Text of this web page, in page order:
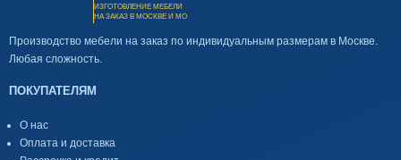
ИЗГОТОВЛЕНИЕ МЕБЕЛИ
НА ЗАКАЗ В МОСКВЕ И МО
Производство мебели на заказ по индивидуальным размерам в Москве.
Любая сложность.
ПОКУПАТЕЛЯМ
О нас
Оплата и доставка